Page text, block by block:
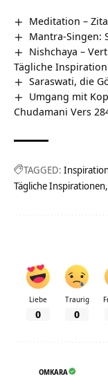
Meditation –
Mantra-Singen:
Nishchaya –
Tägliche Inspiration
Saraswati, die
Umgang mit
Chudamani Vers
TAGGED:
Tägliche Inspirationen
Liebe
0
Traurig
0
OMKARA